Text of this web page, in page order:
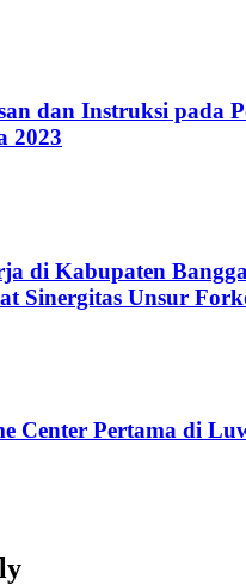
dan Instruksi pada
2023
di Kabupaten
Sinergitas Unsur
Center Pertama di